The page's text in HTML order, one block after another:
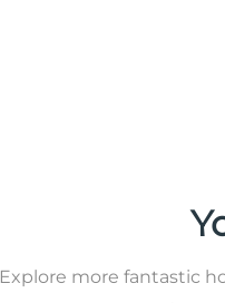
Explore more fantastic